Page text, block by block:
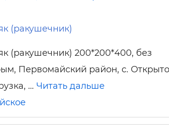
(ракушечник)
(ракушечник) 200*200*400, без
Первомайский район, с.
… Читать дальше